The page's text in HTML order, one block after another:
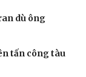
dù ông
tấn công tàu